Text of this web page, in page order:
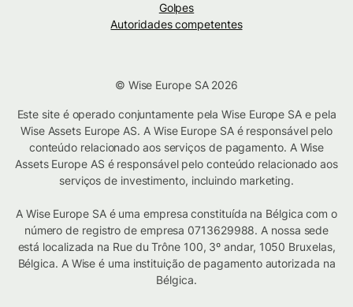
Golpes
Autoridades competentes
© Wise Europe SA 2026
Este site é operado conjuntamente pela Wise Europe SA e pela
Wise Assets Europe AS. A Wise Europe SA é responsável pelo
conteúdo relacionado aos serviços de pagamento. A Wise
Assets Europe AS é responsável pelo conteúdo relacionado aos
serviços de investimento, incluindo marketing.
A Wise Europe SA é uma empresa constituída na Bélgica com o
número de registro de empresa 0713629988. A nossa sede
está localizada na Rue du Trône 100, 3º andar, 1050 Bruxelas,
Bélgica. A Wise é uma instituição de pagamento autorizada na
Bélgica.